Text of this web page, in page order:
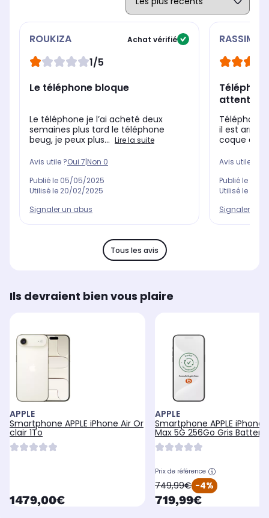
ROUKIZA Achat vérifié
1/5
Le téléphone bloque
Le téléphone je l’ai acheté deux
semaines plus tard le téléphone
beug, je peux plus... Lire la suite
Avis utile ?Oui 7|Non 0
Publié le 05/05/2025
Utilisé le 20/02/2025
Signaler un abus
RASSIMIA
attentes
Téléphone
il est arrivé
coque et
Avis utile ?
Publié le
Utilisé le
Signaler un
Tous les avis
Ils devraient bien vous plaire
APPLE
Smartphone APPLE iPhone Air Or
clair 1To
currentPrice
1479,00€
APPLE
Smartphone APPLE iPhone
Max 5G 256Go Gris Batterie
Neuve
Prix de référence
oldPrice
749,99€ -4%
currentPrice
719,99€